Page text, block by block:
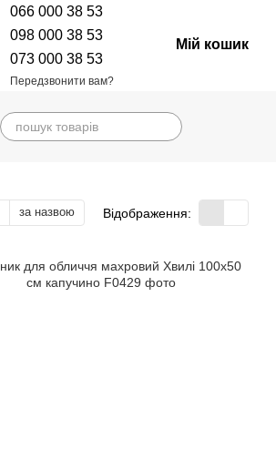
066 000 38 53
098 000 38 53
073 000 38 53
Передзвонити вам?
Мій кошик
за назвою Відображення: